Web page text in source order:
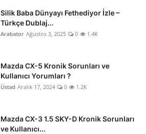
Silik Baba Dünyayı Fethediyor İzle –
Türkçe Dublaj...
Arabator Ağustos 3, 2025 0 1.4K
Mazda CX-5 Kronik Sorunları ve
Kullanıcı Yorumları ?
Üstad Aralık 17, 2024 0 1.2K
Mazda CX-3 1.5 SKY-D Kronik Sorunları
ve Kullanıcı...